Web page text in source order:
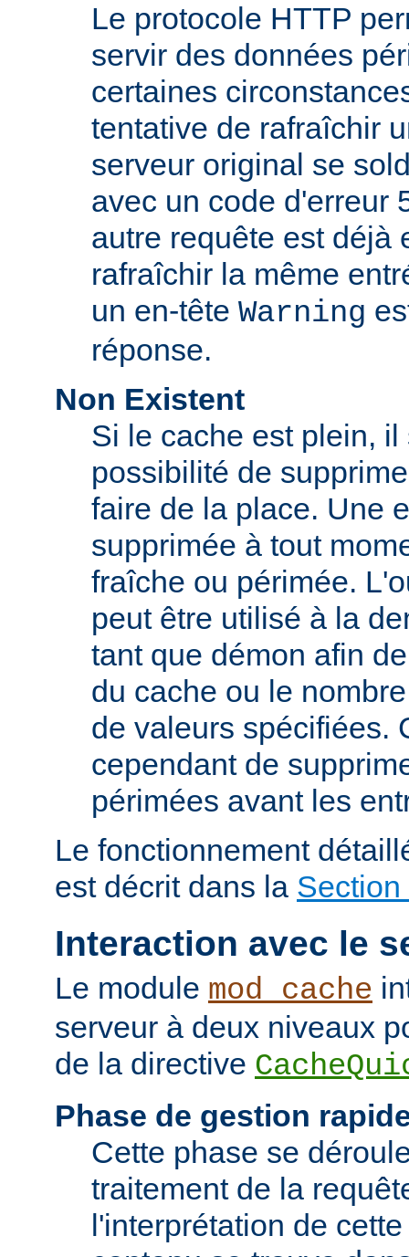
Le protocole HTTP
servir des données
certaines
tentative de rafraîchir
serveur original se
avec un code d'erreur
autre requête est déjà
rafraîchir la même
un en-tête Warning
réponse.
Non Existent
Si le cache est plein,
possibilité de
faire de la place. Une
supprimée à tout
fraîche ou périmée.
peut être utilisé à la
tant que démon afin
du cache ou le
de valeurs spécifiées.
cependant de
périmées avant les
Le fonctionnement
est décrit dans la
Interaction avec le
Le module mod_cache
serveur à deux niveaux
de la directive
Phase de gestion
Cette phase se
traitement de la
l'interprétation de